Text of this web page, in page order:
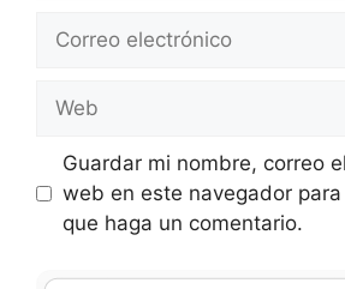
Correo
Web
Guardar mi nombre, correo
web en este navegador
que haga un comentario.